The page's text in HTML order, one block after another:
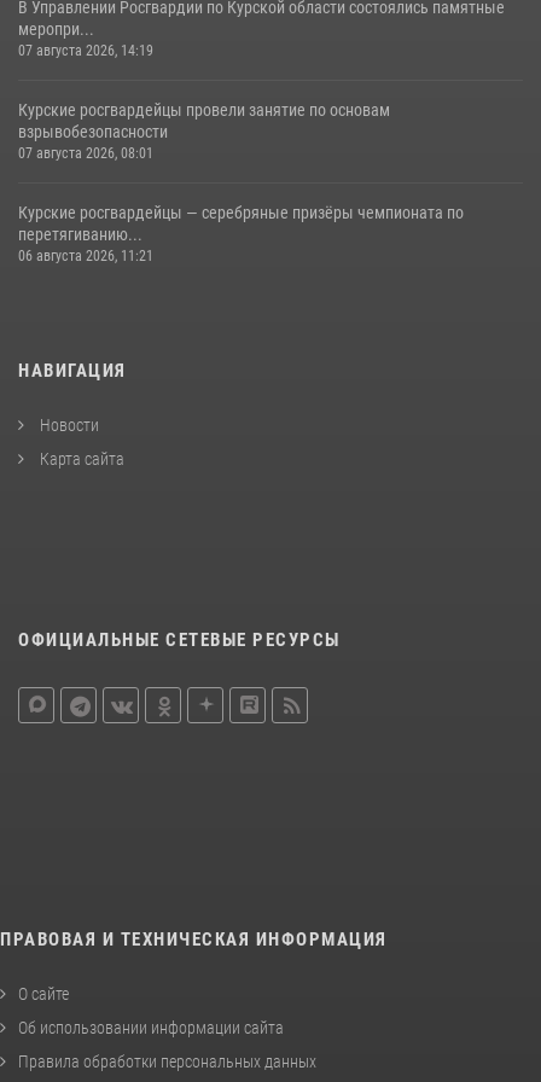
В Управлении Росгвардии по Курской области состоялись памятные
меропри...
07 августа 2026, 14:19
Курские росгвардейцы провели занятие по основам
взрывобезопасности
07 августа 2026, 08:01
Курские росгвардейцы — серебряные призёры чемпионата по
перетягиванию...
06 августа 2026, 11:21
НАВИГАЦИЯ
Новости
Карта сайта
ОФИЦИАЛЬНЫЕ СЕТЕВЫЕ РЕСУРСЫ
ПРАВОВАЯ И ТЕХНИЧЕСКАЯ ИНФОРМАЦИЯ
О сайте
Об использовании информации сайта
Правила обработки персональных данных